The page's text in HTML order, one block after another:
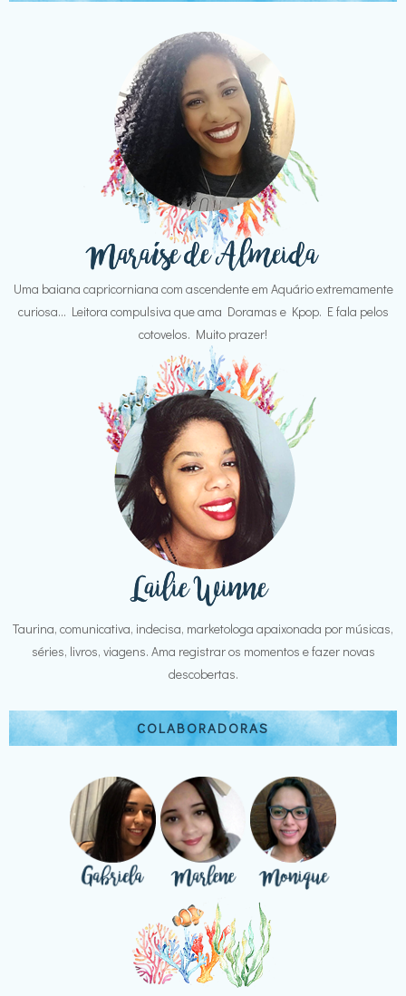
Uma baiana capricorniana com ascendente em Aquário extremamente
curiosa... Leitora compulsiva que ama Doramas e Kpop. E fala pelos
cotovelos. Muito prazer!
Taurina, comunicativa, indecisa, marketologa apaixonada por músicas,
séries, livros, viagens. Ama registrar os momentos e fazer novas
descobertas.
COLABORADORAS